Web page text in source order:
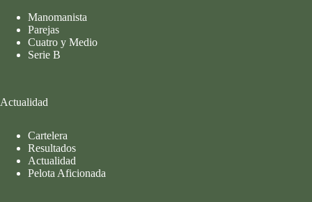
Manomanista
Parejas
Cuatro y Medio
Serie B
Actualidad
Cartelera
Resultados
Actualidad
Pelota Aficionada